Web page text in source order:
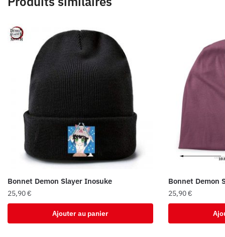
Bonnet Demon Slayer Inosuke
25,90€
Ajouter au panier
Bonnet Demon
25,90€